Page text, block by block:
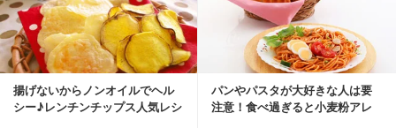
揚げないからノンオイルでヘル
シー♪レンチンチップス人気レシ
パンやパスタが大好きな人は要
注意！食べ過ぎると小麦粉アレ